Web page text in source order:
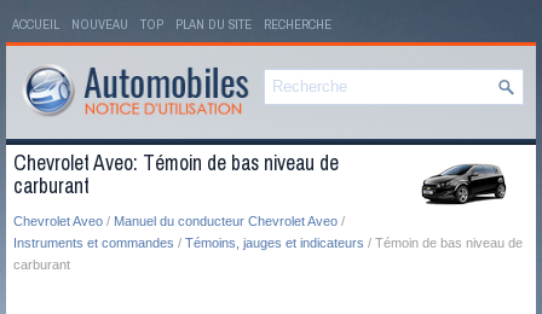
ACCUEIL NOUVEAU TOP PLAN DU SITE RECHERCHE
Chevrolet Aveo: Témoin de bas niveau de
carburant
Chevrolet Aveo / Manuel du conducteur Chevrolet Aveo /
Instruments et commandes / Témoins, jauges et indicateurs / Témoin de bas niveau de
carburant